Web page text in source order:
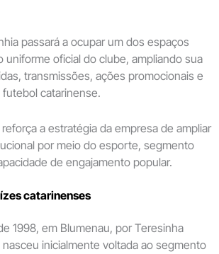
passará a ocupar um dos espaços
uniforme oficial do clube, ampliando sua
transmissões, ações promocionais e
catarinense.
a estratégia da empresa de ampliar
por meio do esporte, segmento
de engajamento popular.
catarinenses
1998, em Blumenau, por Teresinha
inicialmente voltada ao segmento